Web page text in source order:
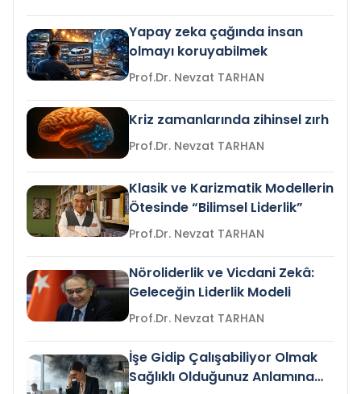
Yapay zeka çağında insan
olmayı koruyabilmek
Prof.Dr. Nevzat TARHAN
Kriz zamanlarında zihinsel zırh
Prof.Dr. Nevzat TARHAN
Klasik ve Karizmatik Modellerin
Ötesinde “Bilimsel Liderlik”
Prof.Dr. Nevzat TARHAN
Nöroliderlik ve Vicdani Zekâ:
Geleceğin Liderlik Modeli
Prof.Dr. Nevzat TARHAN
İşe Gidip Çalışabiliyor Olmak
Sağlıklı Olduğunuz Anlamına